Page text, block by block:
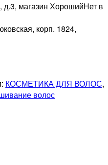
д.3, магазин ХорошийНет в
корп. 1824,
КОСМЕТИКА ДЛЯ ВОЛОС,
волос